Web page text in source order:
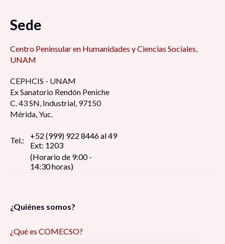
Sede
Centro Peninsular en Humanidades y Ciencias Sociales,
UNAM
CEPHCIS - UNAM
Ex Sanatorio Rendón Peniche
C. 43 SN, Industrial, 97150
Mérida, Yuc.
Tel.:
+52 (999) 922 8446 al 49
Ext: 1203
(Horario de 9:00 -
14:30 horas)
¿Quiénes somos?
¿Qué es COMECSO?